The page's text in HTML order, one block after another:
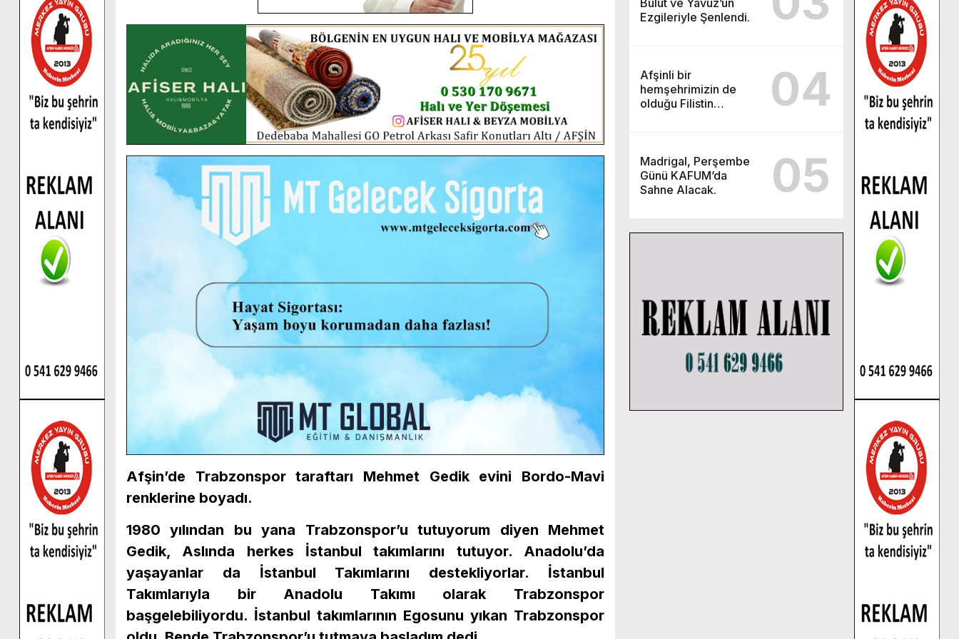
Ezgileriyle Şenlendi.
Afşinli bir
hemşehrimizin de
olduğu Filistin
04
Madrigal, Perşembe
Günü KAFUM’da
Sahne Alacak.
05
Afşin’de Trabzonspor taraftarı Mehmet Gedik evini Bordo-Mavi
renklerine boyadı.
1980 yılından bu yana Trabzonspor’u tutuyorum diyen Mehmet
Gedik, Aslında herkes İstanbul takımlarını tutuyor. Anadolu’da
yaşayanlar da İstanbul Takımlarını destekliyorlar. İstanbul
Takımlarıyla bir Anadolu Takımı olarak Trabzonspor
başgelebiliyordu. İstanbul takımlarının Egosunu yıkan Trabzonspor